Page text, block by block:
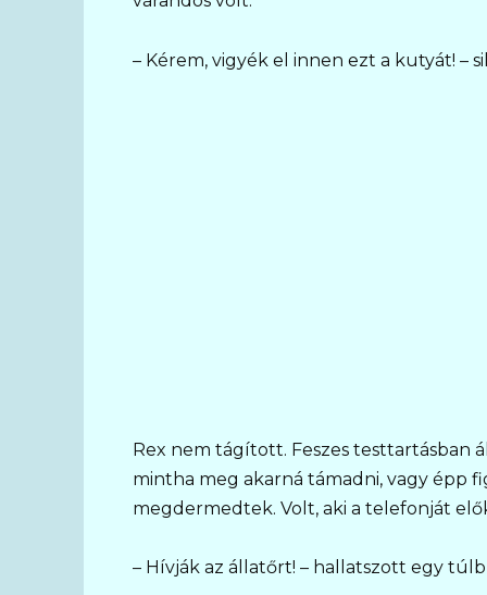
– Kérem, vigyék el innen ezt a kutyát! –
Rex nem tágított. Feszes testtartásban
mintha meg akarná támadni, vagy épp
megdermedtek. Volt, aki a telefonját
– Hívják az állatőrt! – hallatszott egy